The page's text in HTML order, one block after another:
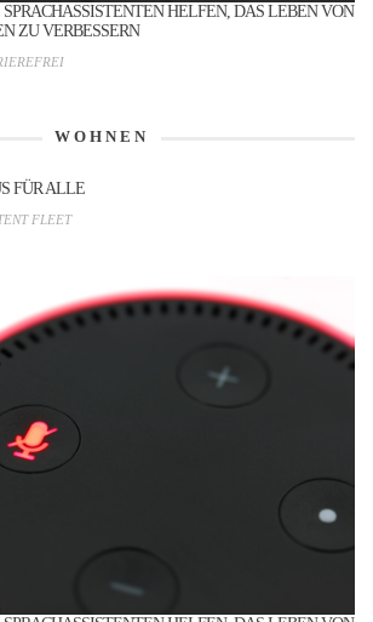
SPRACHASSISTENTEN HELFEN, DAS LEBEN VON
ZU VERBESSERN
WOHNEN
FÜR ALLE
FLEET